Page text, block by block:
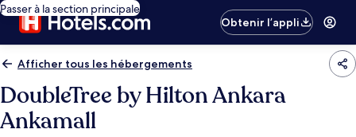
Passer à la section principale
Obtenir l’appli
Afficher tous les hébergements
DoubleTree by Hilton Ankara
Ankamall